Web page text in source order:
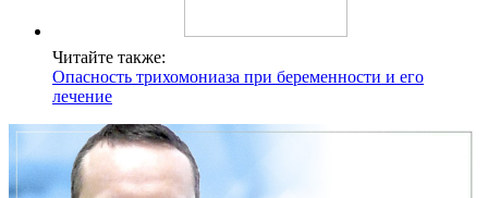
Читайте также:
Опасность трихомониаза при беременности и его
лечение